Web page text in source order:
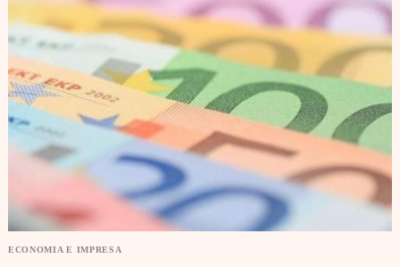
ECONOMIA E IMPRESA